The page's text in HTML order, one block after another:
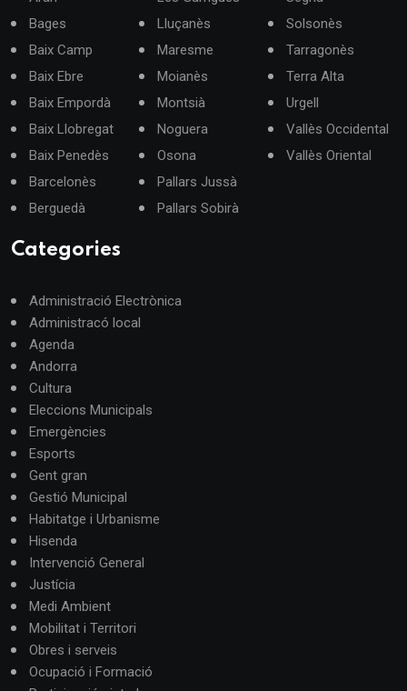
Bages
Baix Camp
Baix Ebre
Baix Empordà
Baix Llobregat
Baix Penedès
Barcelonès
Berguedà
Lluçanès
Maresme
Moianès
Montsià
Noguera
Osona
Pallars Jussà
Pallars Sobirà
Solsonès
Tarragonès
Terra Alta
Urgell
Vallès Occidental
Vallès Oriental
Categories
Administració Electrònica
Administracó local
Agenda
Andorra
Cultura
Eleccions Municipals
Emergències
Esports
Gent gran
Gestió Municipal
Habitatge i Urbanisme
Hisenda
Intervenció General
Justícia
Medi Ambient
Mobilitat i Territori
Obres i serveis
Ocupació i Formació